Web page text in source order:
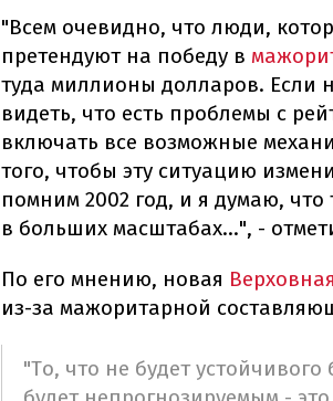
"Всем очевидно, что люди,
претендуют на победу в
туда миллионы долларов. Если
видеть, что есть проблемы с
включать все возможные
того, чтобы эту ситуацию
помним 2002 год, и я думаю, что
в больших масштабах...", -
По его мнению, новая
из-за мажоритарной
"То, что не будет